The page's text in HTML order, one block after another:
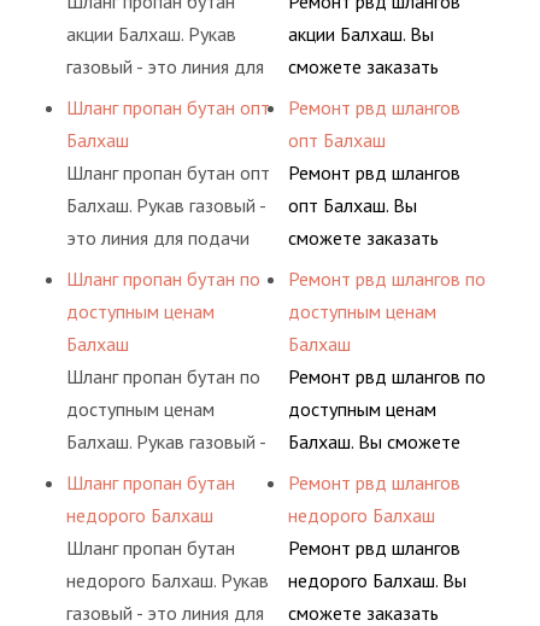
(кислород, аргон, метан,
пропан, бутан,
определенными
акции Балхаш. Рукав
газовый - это линия для
подачи сжатого
воздуха и различных
типов сжиженного газа
(кислород, аргон, метан,
пропан, бутан,
определенными
элементами системы.
Шланг пропан бутан опт
Балхаш
Шланг пропан бутан опт
Балхаш. Рукав газовый -
это линия для подачи
сжатого воздуха и
различных типов
сжиженного газа
(кислород, аргон, метан,
пропан, бутан,
ацетилен) между
элементами системы.
Шланг пропан бутан по
доступным ценам
Балхаш
Шланг пропан бутан по
доступным ценам
Балхаш. Рукав газовый -
это линия для подачи
сжатого воздуха и
различных типов
сжиженного газа
(кислород, аргон, метан,
Шланг пропан бутан
недорого Балхаш
Шланг пропан бутан
недорого Балхаш. Рукав
газовый - это линия для
долговременного
комплексного
гидросистем Вашего
акции Балхаш. Вы
сможете заказать
сервис РВД на разовой
основе либо на
условиях
долговременного
комплексного
гидросистем Вашего
предприятия.
Ремонт рвд шлангов
опт Балхаш
Ремонт рвд шлангов
опт Балхаш. Вы
сможете заказать
сервис РВД на разовой
основе либо на
условиях
долговременного
комплексного
обслуживания
предприятия.
Ремонт рвд шлангов по
доступным ценам
Балхаш
Ремонт рвд шлангов по
доступным ценам
Балхаш. Вы сможете
заказать сервис РВД на
разовой основе либо на
условиях
долговременного
комплексного
Ремонт рвд шлангов
недорого Балхаш
Ремонт рвд шлангов
недорого Балхаш. Вы
сможете заказать